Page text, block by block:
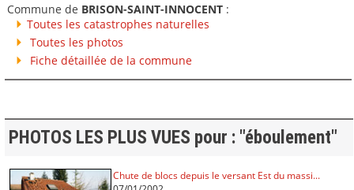
Commune de BRISON-SAINT-INNOCENT:
Toutes les catastrophes naturelles
Toutes les photos
Fiche détaillée de la commune
PHOTOS LES PLUS VUES pour : "éboulement"
Chute de blocs depuis le versant Est du massi...